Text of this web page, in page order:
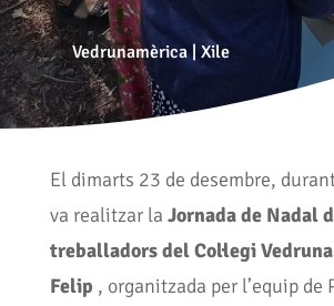
Vedrunamèrica|Xile
El dimarts 23 de desembre,
va realitzar la Jornada de Nadal
treballadors del Col·legi
Felip , organitzada per l’equip de